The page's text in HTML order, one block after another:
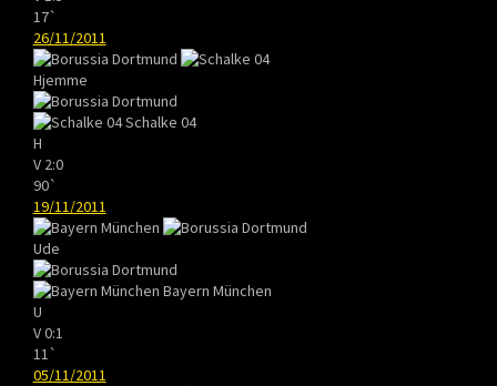
17`
26/11/2011
Hjemme
Schalke 04
H
V 2:0
90`
19/11/2011
Ude
Bayern München
U
V0:1
11`
05/11/2011